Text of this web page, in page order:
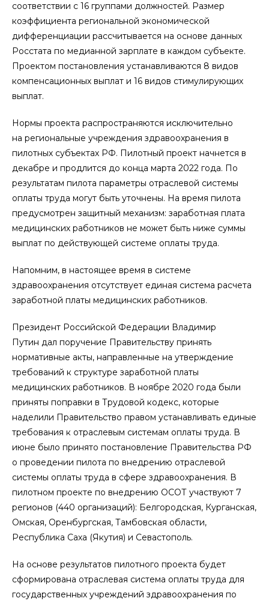
соответствии с 16 группами должностей. Размер
коэффициента региональной экономической
дифференциации рассчитывается на основе данных
Росстата по медианной зарплате в каждом субъекте.
Проектом постановления устанавливаются 8 видов
компенсационных выплат и 16 видов стимулирующих
выплат.
Нормы проекта распространяются исключительно
на региональные учреждения здравоохранения в
пилотных субъектах РФ. Пилотный проект начнется в
декабре и продлится до конца марта 2022 года. По
результатам пилота параметры отраслевой системы
оплаты труда могут быть уточнены. На время пилота
предусмотрен защитный механизм: заработная плата
медицинских работников не может быть ниже суммы
выплат по действующей системе оплаты труда.
Напомним, в настоящее время в системе
здравоохранения отсутствует единая система расчета
заработной платы медицинских работников.
Президент Российской Федерации Владимир
Путин дал поручение Правительству принять
нормативные акты, направленные на утверждение
требований к структуре заработной платы
медицинских работников. В ноябре 2020 года были
приняты поправки в Трудовой кодекс, которые
наделили Правительство правом устанавливать единые
требования к отраслевым системам оплаты труда. В
июне было принято постановление Правительства РФ
о проведении пилота по внедрению отраслевой
системы оплаты труда в сфере здравоохранения. В
пилотном проекте по внедрению ОСОТ участвуют 7
регионов (440 организаций): Белгородская, Курганская,
Омская, Оренбургская, Тамбовская области,
Республика Саха (Якутия) и Севастополь.
На основе результатов пилотного проекта будет
сформирована отраслевая система оплаты труда для
государственных учреждений здравоохранения по